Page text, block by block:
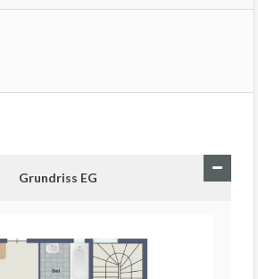
Grundriss EG